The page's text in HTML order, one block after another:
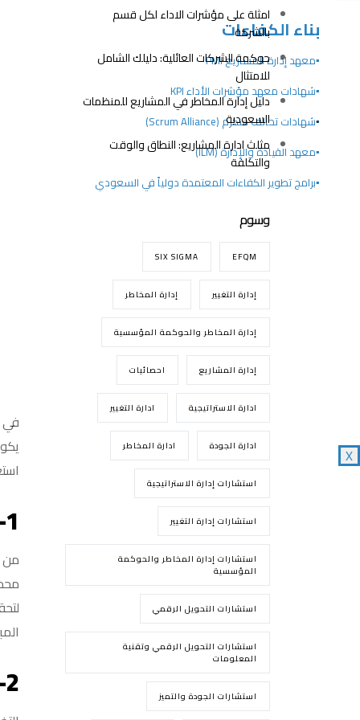
بناء الكفاءات
▪️معهد إدارة المشاريع PMI
▪️شهادات معهد مؤشرات الأداء KPI
▪️شهادات تحالف سكرم (Scrum Alliance)
▪️معهد القيادة والإدارة (ILM)
▪️برامج تطوير الكفاءات المعتمدة دولياً في السعودي
مركز المعرفة
X
في
1-
من
2-
امثلة على مؤشرات الاداء لكل قسم
بالشركة
حوكمة الشركات العائلية: دليلك الشامل
للامتثال
دليل إدارة المخاطر في المشاريع للمنظمات
السعودية
مثلث ادارة المشاريع: النطاق والوقت
والتكلفة
وسوم
EFQM
SIX SIGMA
إدارة التغيير إدارة المخاطر
إدارة المخاطر والحوكمة المؤسسية
إدارة المشاريع احصائيات
ادارة الاستراتيجية ادارة التغيير
ادارة الجودة ادارة المخاطر
استشارات إدارة الاستراتيجية
استشارات إدارة التغيير
استشارات إدارة المخاطر والحوكمة
المؤسسية
استشارات التحويل الرقمي
استشارات التحويل الرقمي وتقنية
المعلومات
استشارات الجودة والتميز